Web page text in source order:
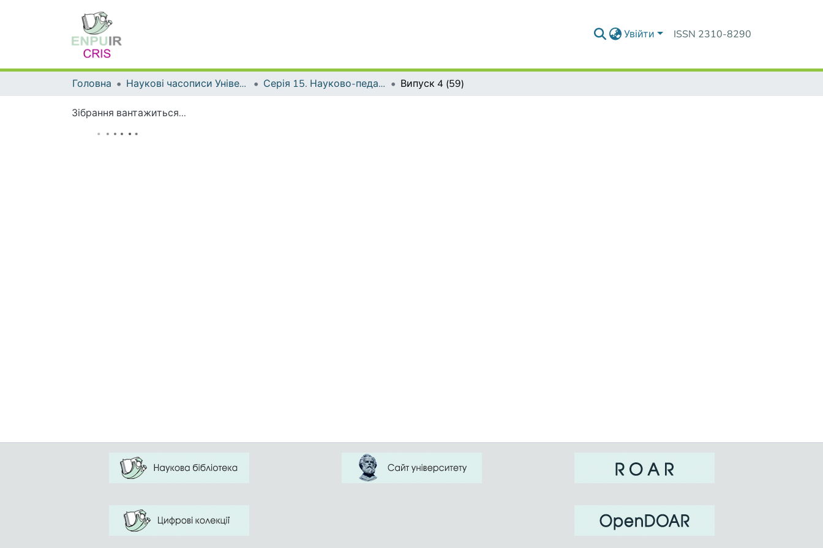
Увійти ISSN 2310-8290
Головна Наукові часописи Університету Серія 15. Науково-педагогічні проблеми фізичної культури (фізична культура і спорт) Випуск 4 (59)
Зібрання вантажиться...